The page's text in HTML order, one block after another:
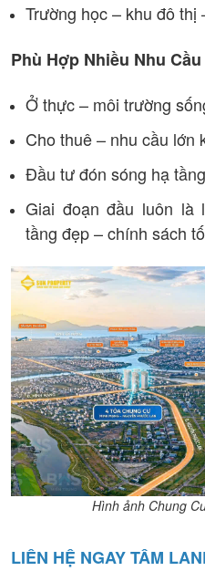
Trường học – khu đô thị
Phù Hợp Nhiều Nhu Cầu
Ở thực – môi trường
Cho thuê – nhu cầu lớn
Đầu tư đón sóng hạ
Giai đoạn đầu luôn là
tầng đẹp – chính sách
Hình ảnh Chung
LIÊN HỆ NGAY TÂM